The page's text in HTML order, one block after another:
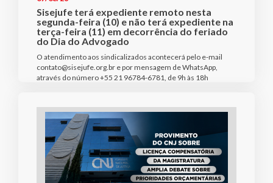
Sisejufe terá expediente remoto nesta
segunda-feira (10) e não terá expediente na
terça-feira (11) em decorrência do feriado
do Dia do Advogado
O atendimento aos sindicalizados acontecerá pelo e-mail
contato@sisejufe.org.br e por mensagem de WhatsApp,
através do número +55 21 96784-6781, de 9h às 18h